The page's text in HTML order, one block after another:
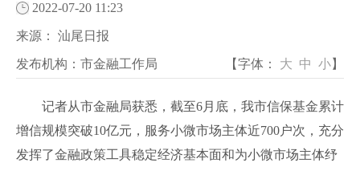
2022-07-20 11:23
来源： 汕尾日报
发布机构： 市金融工作局 【字体： 大 中 小】
记者从市金融局获悉，截至6月底，我市信保基金累计
增信规模突破10亿元，服务小微市场主体近700户次，充分
发挥了金融政策工具稳定经济基本面和为小微市场主体纾